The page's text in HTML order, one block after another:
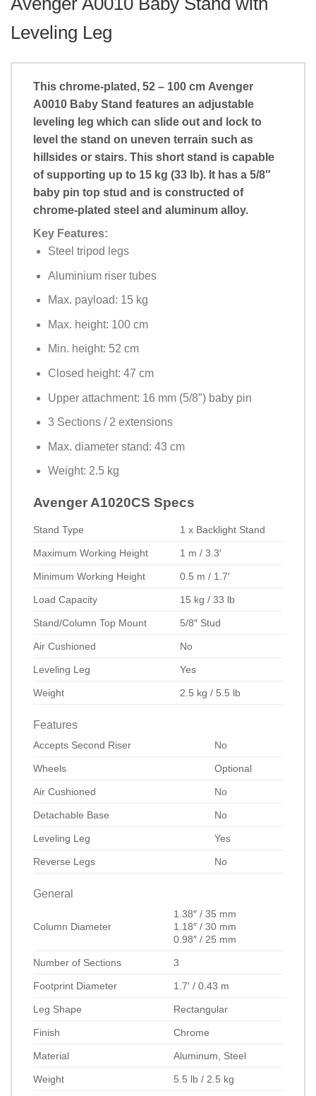
Leveling Leg
This chrome-plated, 52 – 100 cm Avenger
A0010 Baby Stand features an adjustable
leveling leg which can slide out and lock to
level the stand on uneven terrain such as
hillsides or stairs. This short stand is capable
of supporting up to 15 kg (33 lb). It has a 5/8″
baby pin top stud and is constructed of
chrome-plated steel and aluminum alloy.
Key Features:
Steel tripod legs
Aluminium riser tubes
Max. payload: 15 kg
Max. height: 100 cm
Min. height: 52 cm
Closed height: 47 cm
Upper attachment: 16 mm (5/8″) baby pin
3 Sections / 2 extensions
Max. diameter stand: 43 cm
Weight: 2.5 kg
Avenger A1020CS Specs
Stand Type 1 x Backlight Stand
Maximum Working Height 1 m / 3.3′
Minimum Working Height 0.5 m / 1.7′
Load Capacity 15 kg / 33 lb
Stand/Column Top Mount 5/8″ Stud
Air Cushioned No
Leveling Leg Yes
Weight 2.5 kg / 5.5 lb
Features
Accepts Second Riser No
Wheels Optional
Air Cushioned No
Detachable Base No
Leveling Leg Yes
Reverse Legs No
General
Column Diameter
1.38″ / 35 mm
1.18″ / 30 mm
0.98″ / 25 mm
Number of Sections 3
Footprint Diameter 1.7′ / 0.43 m
Leg Shape Rectangular
Finish Chrome
Material Aluminum, Steel
Weight 5.5 lb / 2.5 kg